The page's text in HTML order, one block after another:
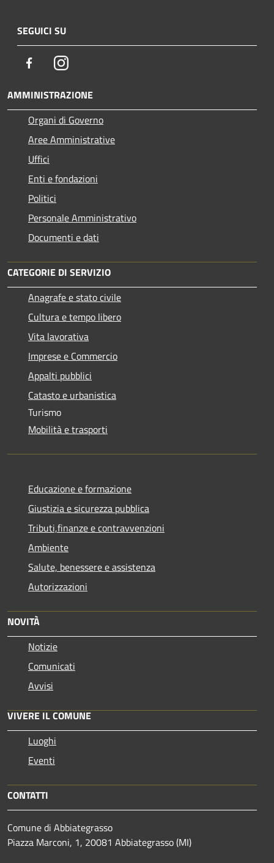
SEGUICI SU
FacebookInstagram
AMMINISTRAZIONE
Organi di Governo
Aree Amministrative
Uffici
Enti e fondazioni
Politici
Personale Amministrativo
Documenti e dati
CATEGORIE DI SERVIZIO
Anagrafe e stato civile
Cultura e tempo libero
Vita lavorativa
Imprese e Commercio
Appalti pubblici
Catasto e urbanistica
Turismo
Mobilità e trasporti
Educazione e formazione
Giustizia e sicurezza pubblica
Tributi,finanze e contravvenzioni
Ambiente
Salute, benessere e assistenza
Autorizzazioni
NOVITÀ
Notizie
Comunicati
Avvisi
VIVERE IL COMUNE
Luoghi
Eventi
CONTATTI
Comune di Abbiategrasso
Piazza Marconi, 1, 20081 Abbiategrasso (MI)